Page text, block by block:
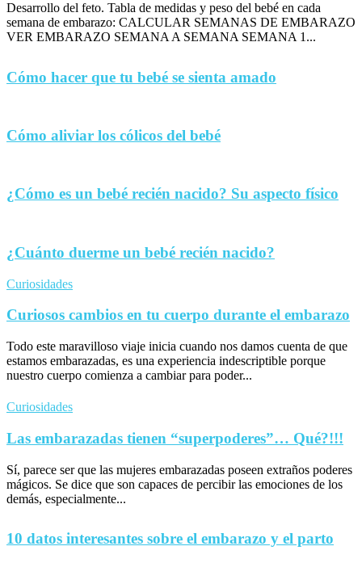
Desarrollo del feto. Tabla de medidas y peso del bebé en cada
semana de embarazo: CALCULAR SEMANAS DE EMBARAZO
VER EMBARAZO SEMANA A SEMANA SEMANA 1...
Cómo hacer que tu bebé se sienta amado
Cómo aliviar los cólicos del bebé
¿Cómo es un bebé recién nacido? Su aspecto físico
¿Cuánto duerme un bebé recién nacido?
Curiosidades
Curiosos cambios en tu cuerpo durante el embarazo
Todo este maravilloso viaje inicia cuando nos damos cuenta de que
estamos embarazadas, es una experiencia indescriptible porque
nuestro cuerpo comienza a cambiar para poder...
Curiosidades
Las embarazadas tienen “superpoderes”… Qué?!!!
Sí, parece ser que las mujeres embarazadas poseen extraños poderes
mágicos. Se dice que son capaces de percibir las emociones de los
demás, especialmente...
10 datos interesantes sobre el embarazo y el parto